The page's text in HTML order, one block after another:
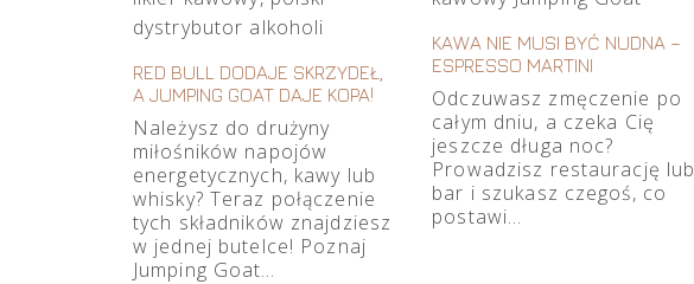
RED BULL DODAJE SKRZYDEŁ,
A JUMPING GOAT DAJE KOPA!
Należysz do drużyny
miłośników napojów
energetycznych, kawy lub
whisky? Teraz połączenie
tych składników znajdziesz
w jednej butelce! Poznaj
Jumping Goat…
KAWA NIE MUSI BYĆ NUDNA –
ESPRESSO MARTINI
Odczuwasz zmęczenie po
całym dniu, a czeka Cię
jeszcze długa noc?
Prowadzisz restaurację lub
bar i szukasz czegoś, co
postawi…